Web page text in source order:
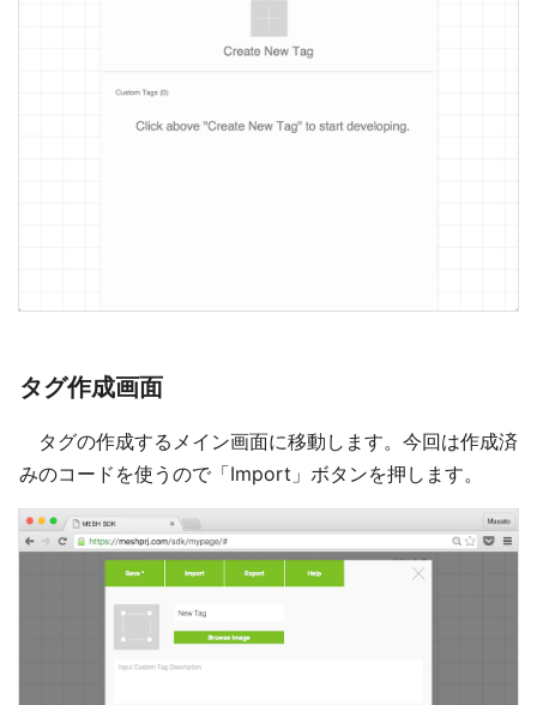
タグ作成画面
タグの作成するメイン画面に移動します。今回は作成済
みのコードを使うので「Import」ボタンを押します。